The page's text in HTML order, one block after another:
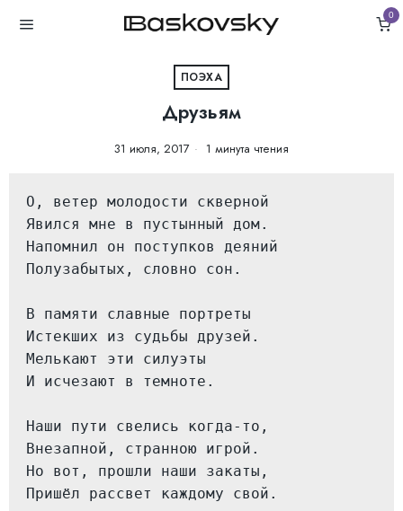
0
ПОЭХА
Друзьям
31 июля, 2017 1 минута чтения
О, ветер молодости скверной
Явился мне в пустынный дом.
Напомнил он поступков деяний
Полузабытых, словно сон.
В памяти славные портреты
Истекших из судьбы друзей.
Мелькают эти силуэты
И исчезают в темноте.
Наши пути свелись когда-то,
Внезапной, странною игрой.
Но вот, прошли наши закаты,
Пришёл рассвет каждому свой.